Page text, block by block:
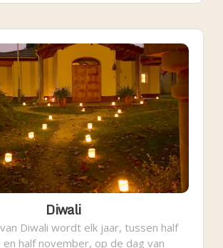
Diwali
Diwali wordt elk jaar, tussen half
half november, op de dag van